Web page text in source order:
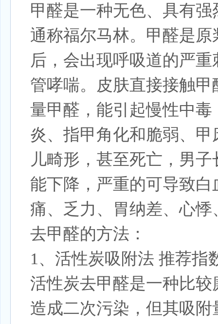
甲醛是一种无色、具有强
通称福尔马林。甲醛是
后，会出现呼吸道的严
管哮喘。皮肤直接接触
量甲醛，能引起慢性中
炎、指甲角化和脆弱、
儿畸形，甚至死亡，男
能下降，严重的可导致
痛、乏力、胃纳差、心
去甲醛的方法：
1、活性炭吸附法 推荐指
活性炭去甲醛是一种比
造成二次污染，但其吸